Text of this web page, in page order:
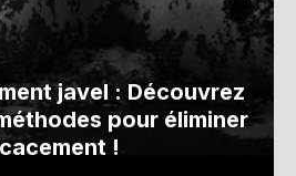
javel : Découvrez
pour éliminer
!